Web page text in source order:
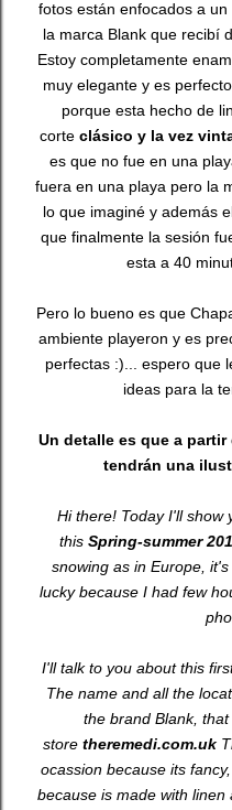
fotos están enfocados a
la marca Blank que recibí
Estoy completamente
muy elegante y es
porque esta hecho de
corte clásico y la vez
es que no fue en una
fuera en una playa pero la
lo que imaginé y además
que finalmente la sesión
esta a 40
Pero lo bueno es que
ambiente playeron y es
perfectas :)... espero que
ideas para la
Un detalle es que a
tendrán una
Hi there! Today I'll show
this Spring-summer
snowing as in Europe,
lucky because I had few
I'll talk to you about this
The name and all the
the brand Blank,
store theremedi.com.uk
ocassion because its
because is made with